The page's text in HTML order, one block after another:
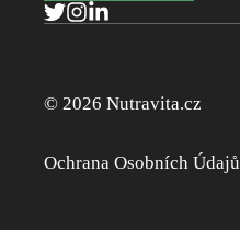
© 2026 Nutravita.cz
Ochrana Osobních Údajů